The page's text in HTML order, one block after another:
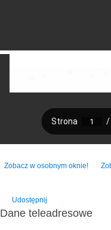
Zobacz w osobnym oknie!
Udostępnij
Dane teleadresowe